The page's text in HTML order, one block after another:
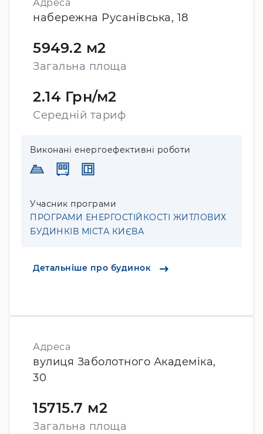
Адреса
набережна Русанівська, 18
5949.2 м2
Загальна площа
2.14 Грн/м2
Середній тариф
Виконані енергоефективні роботи
Учасник програми
ПРОГРАМИ ЕНЕРГОСТІЙКОСТІ ЖИТЛОВИХ
БУДИНКІВ МІСТА КИЄВА
Детальніше про будинок
Адреса
вулиця Заболотного Академіка,
30
15715.7 м2
Загальна площа